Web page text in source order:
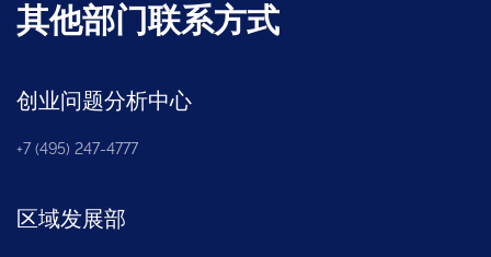
其他部门联系方式
创业问题分析中心
+7 (495) 247-4777
区域发展部